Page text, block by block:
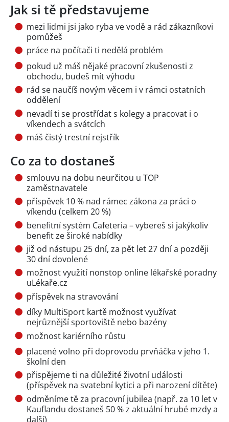
Jak si tě představujeme
mezi lidmi jsi jako ryba ve vodě a rád zákazníkovi
pomůžeš
práce na počítači ti nedělá problém
pokud už máš nějaké pracovní zkušenosti z
obchodu, budeš mít výhodu
rád se naučíš novým věcem i v rámci ostatních
oddělení
nevadí ti se prostřídat s kolegy a pracovat i o
víkendech a svátcích
máš čistý trestní rejstřík
Co za to dostaneš
smlouvu na dobu neurčitou u TOP
zaměstnavatele
příspěvek 10 % nad rámec zákona za práci o
víkendu (celkem 20 %)
benefitní systém Cafeteria – vybereš si jakýkoliv
benefit ze široké nabídky
již od nástupu 25 dní, za pět let 27 dní a později
30 dní dovolené
možnost využití nonstop online lékařské poradny
uLékaře.cz
příspěvek na stravování
díky MultiSport kartě možnost využívat
nejrůznější sportoviště nebo bazény
možnost kariérního růstu
placené volno při doprovodu prvňáčka v jeho 1.
školní den
přispějeme ti na důležité životní události
(příspěvek na svatební kytici a při narození dítěte)
odměníme tě za pracovní jubilea (např. za 10 let v
Kauflandu dostaneš 50 % z aktuální hrubé mzdy a
další)